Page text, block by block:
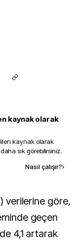
kaynak olarak
kaynak olarak
sık görebilirsiniz.
Nasıl çalışır?›
geçen
4,1 artarak